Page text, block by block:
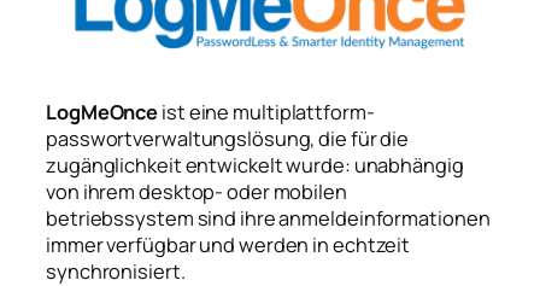
LogMeOnceist eine multiplattform-
passwortverwaltungslösung, die für die
zugänglichkeit entwickelt wurde: unabhängig
von ihrem desktop- oder mobilen
betriebssystem sind ihre anmeldeinformationen
immer verfügbar und werden in echtzeit
synchronisiert.